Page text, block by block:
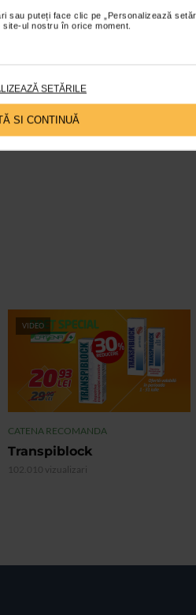
puteți face clic pe „Personalizează
ul nostru în orice moment.
SETĂRILE
SI CONTINUĂAntiviral, Antigrip si
respiratorii cu ajutorul naturii,
VIDEO
CATENA RECOMANDA
Transpiblock
102.010 vizualizari